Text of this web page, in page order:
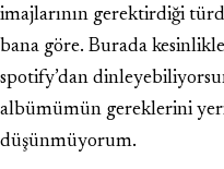
imajlarının gerektirdiği
bana göre. Burada
spotify’dan
albümümün gereklerini
düşünmüyorum.